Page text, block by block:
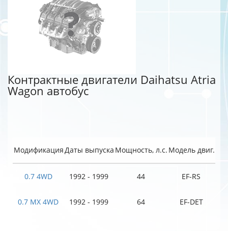
Контрактные двигатели Daihatsu Atria
Wagon автобус
МодификацияДаты выпуска Мощность, л.с. Модель двиг.
0.7 4WD 1992 - 1999 44 EF-RS
0.7 MX 4WD 1992 - 1999 64 EF-DET